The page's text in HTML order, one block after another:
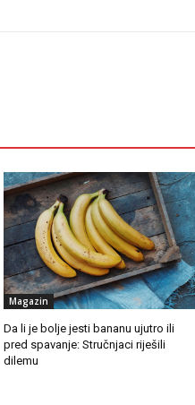
Magazin
Da li je bolje jesti bananu ujutro ili
pred spavanje: Stručnjaci riješili
dilemu